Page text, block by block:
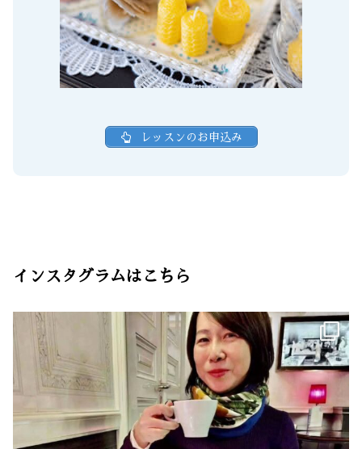
レッスンのお申込み
インスタグラムはこちら